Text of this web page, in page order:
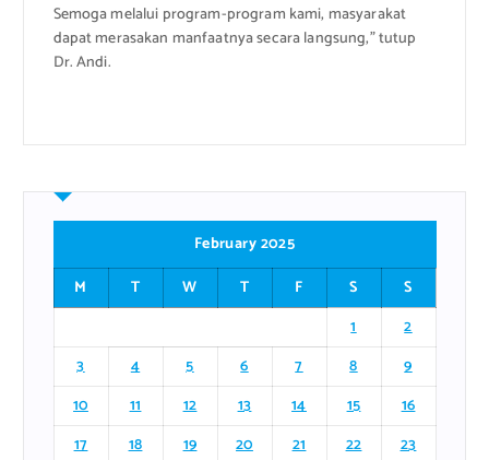
Semoga melalui program-program kami, masyarakat
dapat merasakan manfaatnya secara langsung,” tutup
Dr. Andi.
February 2025
M
T W T F S
S
1
2
3
4 5 6 7 8
9
10
11 12 13 14 15
16
17
18 19 20 21 22
23